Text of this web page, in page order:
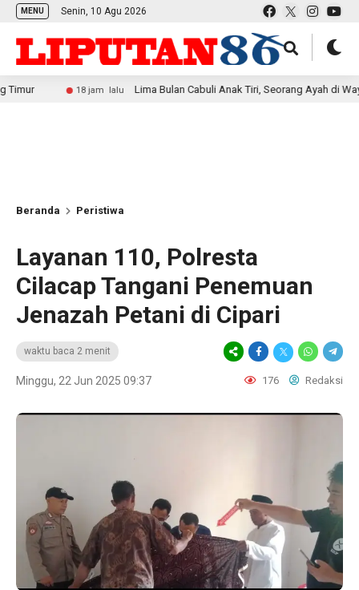
MENU Senin, 10 Agu 2026
18 jam lalu Lima Bulan Cabuli Anak Tiri, Seorang Ayah di Way Kanan
Beranda Peristiwa
Layanan 110, Polresta
Cilacap Tangani Penemuan
Jenazah Petani di Cipari
waktu baca 2 menit
Minggu, 22 Jun 2025 09:37 176 Redaksi